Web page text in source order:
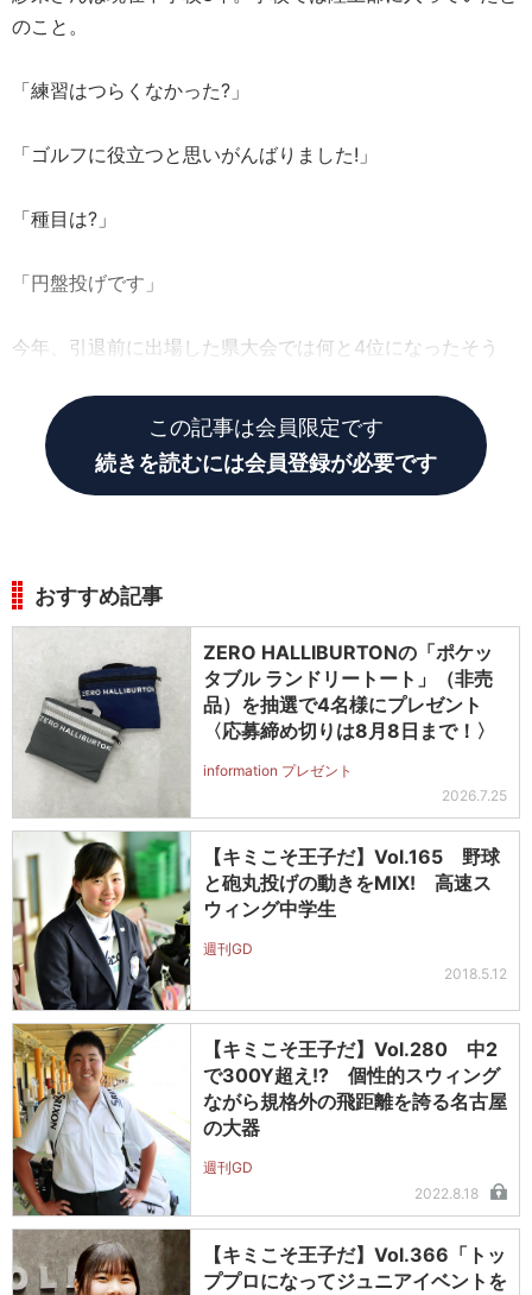
のこと。
「練習はつらくなかった?」
「ゴルフに役立つと思いがんばりました!」
「種目は?」
「円盤投げです」
今年、引退前に出場した県大会では何と4位になったそう
この記事は会員限定です
続きを読むには会員登録が必要です
おすすめ記事
ZERO HALLIBURTONの「ポケッ
タブル ランドリートート」（非売
品）を抽選で4名様にプレゼント
〈応募締め切りは8月8日まで！〉
information プレゼント
2026.7.25
【キミこそ王子だ】Vol.165 野球
と砲丸投げの動きをMIX! 高速ス
ウィング中学生
週刊GD
2018.5.12
【キミこそ王子だ】Vol.280 中2
で300Y超え!? 個性的スウィング
ながら規格外の飛距離を誇る名古屋
の大器
週刊GD
2022.8.18
【キミこそ王子だ】Vol.366「トッ
ププロになってジュニアイベントを